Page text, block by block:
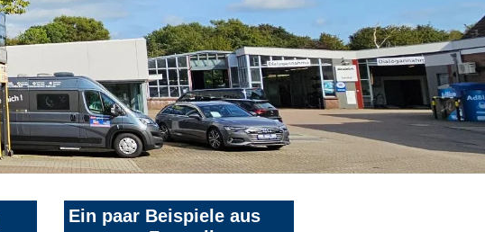
Ein paar Beispiele aus